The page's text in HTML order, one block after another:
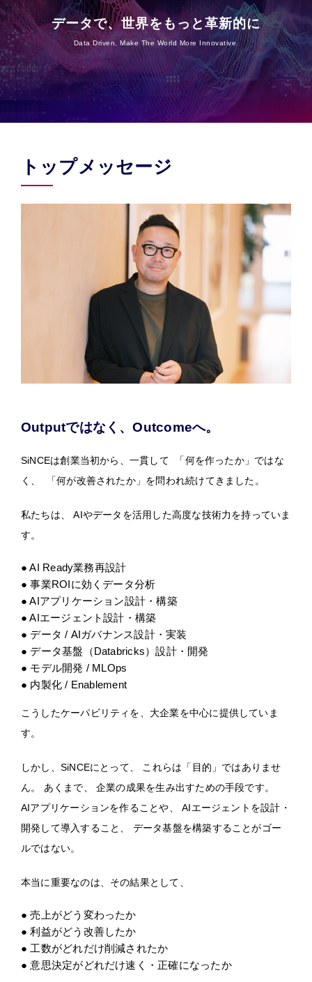
データで、世界をもっと革新的に
Data Driven, Make The World More Innovative.
トップメッセージ
Outputではなく、Outcomeへ。
SiNCEは創業当初から、一貫して 「何を作ったか」ではな
く、 「何が改善されたか」を問われ続けてきました。
私たちは、 AIやデータを活用した高度な技術力を持っていま
す。
● AI Ready業務再設計
● 事業ROIに効くデータ分析
● AIアプリケーション設計・構築
● AIエージェント設計・構築
● データ / AIガバナンス設計・実装
● データ基盤（Databricks）設計・開発
● モデル開発 / MLOps
● 内製化 / Enablement
こうしたケーパビリティを、大企業を中心に提供していま
す。
しかし、SiNCEにとって、 これらは「目的」ではありませ
ん。 あくまで、 企業の成果を生み出すための手段です。
AIアプリケーションを作ることや、 AIエージェントを設計・
開発して導入すること、 データ基盤を構築することがゴー
ルではない。
本当に重要なのは、その結果として、
● 売上がどう変わったか
● 利益がどう改善したか
● 工数がどれだけ削減されたか
● 意思決定がどれだけ速く・正確になったか